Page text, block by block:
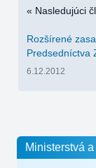
Ministerstvá
« Nasledujúci
Rozšírené
Predsedníctva
6.12.2012